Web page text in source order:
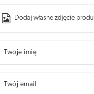
Dodaj własne zdjęcie
Twoje imię
Twój email